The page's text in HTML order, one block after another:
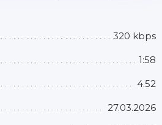
320 kbps
1:58
4.52
27.03.2026